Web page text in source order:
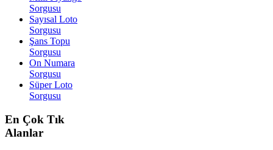
Sorgusu
Sayısal Loto
Sorgusu
Şans Topu
Sorgusu
On Numara
Sorgusu
Süper Loto
Sorgusu
En Çok Tık
Alanlar